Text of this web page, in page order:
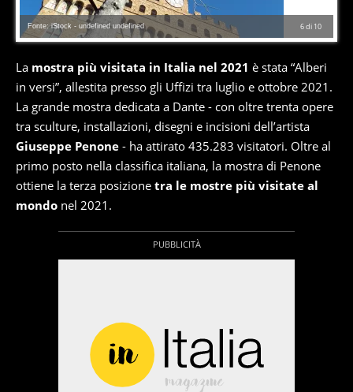
6di 10
Fonte: iStock - undefined undefined
La mostra più visitata in Italia nel 2021 è stata “Alberi
in versi”, allestita presso gli Uffizi tra luglio e ottobre 2021.
La grande mostra dedicata a Dante - con oltre trenta opere
tra sculture, installazioni, disegni e incisioni dell’artista
Giuseppe Penone - ha attirato 435.283 visitatori. Oltre al
primo posto nella classifica italiana, la mostra di Penone
ottiene la terza posizione tra le mostre più visitate al
mondo nel 2021.